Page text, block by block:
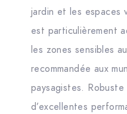
jardin et les espaces
est particulièrement
les zones sensibles
recommandée aux
paysagistes.
d’excellentes